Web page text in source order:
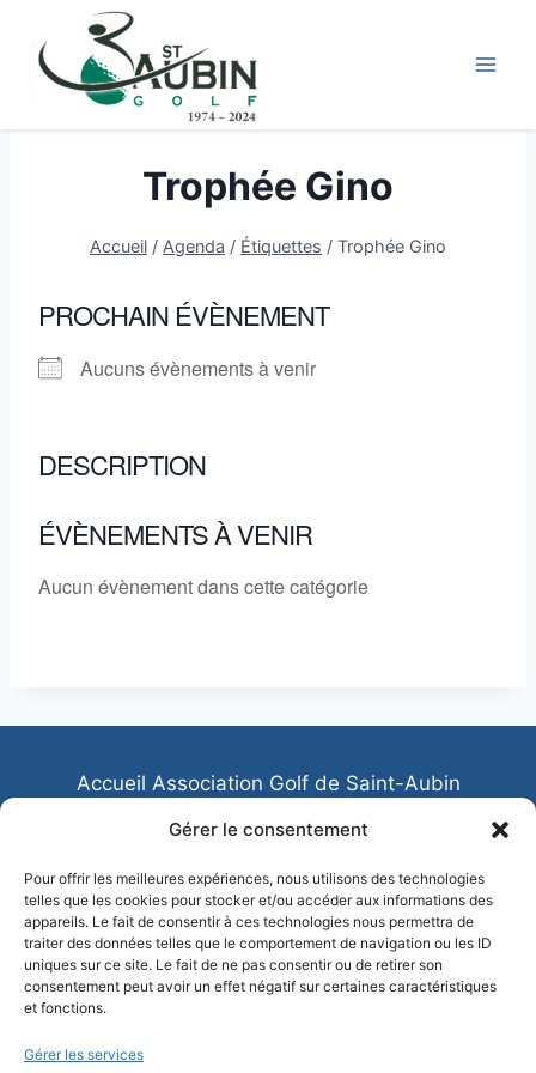
Gérer le consentement
Pour offrir les meilleures expériences, nous utilisons des technologies
telles que les cookies pour stocker et/ou accéder aux informations des
appareils. Le fait de consentir à ces technologies nous permettra de
traiter des données telles que le comportement de navigation ou les ID
uniques sur ce site. Le fait de ne pas consentir ou de retirer son
consentement peut avoir un effet négatif sur certaines caractéristiques
et fonctions.
Gérer les services
contenu
Trophée Gino
Accueil / Agenda / Étiquettes / Trophée Gino
PROCHAIN ÉVÈNEMENT
Aucuns évènements à venir
DESCRIPTION
ÉVÈNEMENTS À VENIR
Aucun évènement dans cette catégorie
Accueil Association Golf de Saint-Aubin
Association Sportive de Saint Aubin
Contactez-nous
Ecole de Golf
Les equipes de Saint-Aubin
Mentions légales
Politique de confidentialité